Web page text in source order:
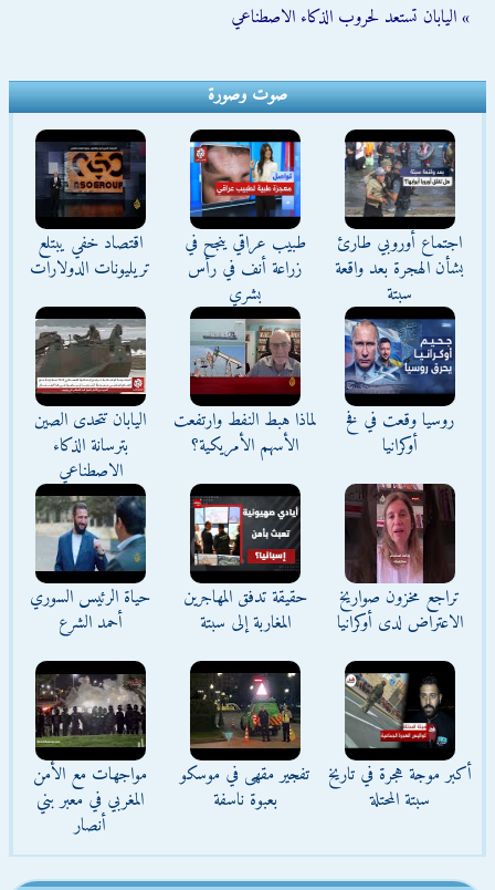
» اليابان تستعد لحروب الذكاء الاصطناعي
صوت وصورة
اجتماع أوروبي طارئ
بشأن الهجرة بعد واقعة
سبتة
طبيب عراقي ينجح في
زراعة أنف في رأس
بشري
اقتصاد خفي يبتلع
تريليونات الدولارات
روسيا وقعت في فخ
أوكرانيا
لماذا هبط النفط وارتفعت
الأسهم الأمريكية؟
اليابان تتحدى الصين
بترسانة الذكاء
الاصطناعي
تراجع مخزون صواريخ
الاعتراض لدى أوكرانيا
حقيقة تدفق المهاجرين
المغاربة إلى سبتة
حياة الرئيس السوري
أحمد الشرع
أكبر موجة هجرة في تاريخ
سبتة المحتلة
تفجير مقهى في موسكو
بعبوة ناسفة
مواجهات مع الأمن
المغربي في معبر بني
أنصار